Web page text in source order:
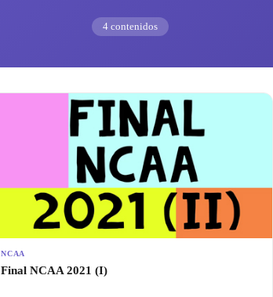
4 contenidos
NCAA
Final NCAA 2021 (I)